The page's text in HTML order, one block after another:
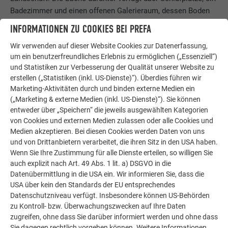
Badezimmer und einen offenen Galerieraum, dessen Boden
zum Teil als ein gespanntes Netz fungiert, das visuell und
akustisch die Verbindung zur untersten Ebene aufbaut und
einer Hängematte ähnelt. In absehbarer Zeit soll das Haus
ganzjährig bewohnt werden, und auch das Energiekonzept
soll in Zukunft eine Adaptierung erfahren – Anschlussstellen
für eine Fotovoltaikanlage auf dem Dach und eine vertikale
Windkraftanlage sind für ein energieautarkes Leben bereits
vorhanden.
INFORMATIONEN ZU COOKIES BEI PREFA
Wir verwenden auf dieser Website Cookies zur Datenerfassung,
um ein benutzerfreundliches Erlebnis zu ermöglichen („Essenziell“)
und Statistiken zur Verbesserung der Qualität unserer Website zu
erstellen („Statistiken (inkl. US-Dienste)“). Überdies führen wir
Marketing-Aktivitäten durch und binden externe Medien ein
(„Marketing & externe Medien (inkl. US-Dienste)“). Sie können
entweder über „Speichern“ die jeweils ausgewählten Kategorien
von Cookies und externen Medien zulassen oder alle Cookies und
Medien akzeptieren. Bei diesen Cookies werden Daten von uns
und von Drittanbietern verarbeitet, die ihren Sitz in den USA haben.
Wenn Sie Ihre Zustimmung für alle Dienste erteilen, so willigen Sie
auch explizit nach Art. 49 Abs. 1 lit. a) DSGVO in die
Datenübermittlung in die USA ein. Wir informieren Sie, dass die
USA über kein den Standards der EU entsprechendes
Datenschutzniveau verfügt. Insbesondere können US-Behörden
zu Kontroll- bzw. Überwachungszwecken auf Ihre Daten
zugreifen, ohne dass Sie darüber informiert werden und ohne dass